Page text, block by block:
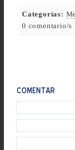
Categorías:
0 comentario/s